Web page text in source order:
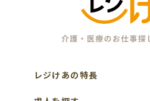
レジけあの特長